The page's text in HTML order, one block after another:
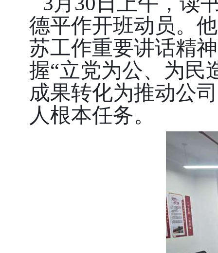
德平作开班动员。
苏工作重要讲话精
握“立党为公、为民
成果转化为推动公
人根本任务。